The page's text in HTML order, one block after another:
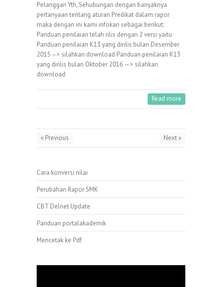
Pelanggan Yth, Sehubungan dengan banyaknya
pertanyaan tentang aturan Predikat dalam rapor
maka dengan ini kami infokan sebagai berikut:
Panduan penilaian telah rilis dengan 2 versi yaitu
Panduan penilaian K13 yang dirilis bulan Desember
2015 –> silahkan download Panduan penilaian K13
yang dirilis bulan Oktober 2016 —> silahkan
download
Read more
« Previous Next »
Cara konversi nilai
Perubahan Rapor SMK
CBT Delnet Update
Panduan portalakademik
Mencetak ke Pdf